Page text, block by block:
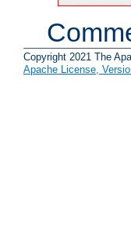
Copyright 2021 The
Apache License,